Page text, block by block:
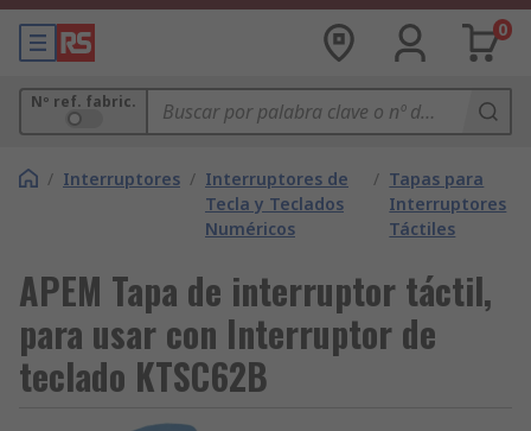
0
Nº ref. fabric.
/ Interruptores / Interruptores de
Tecla y Teclados
Numéricos
/ Tapas para
Interruptores
Táctiles
APEM Tapa de interruptor táctil,
para usar con Interruptor de
teclado KTSC62B